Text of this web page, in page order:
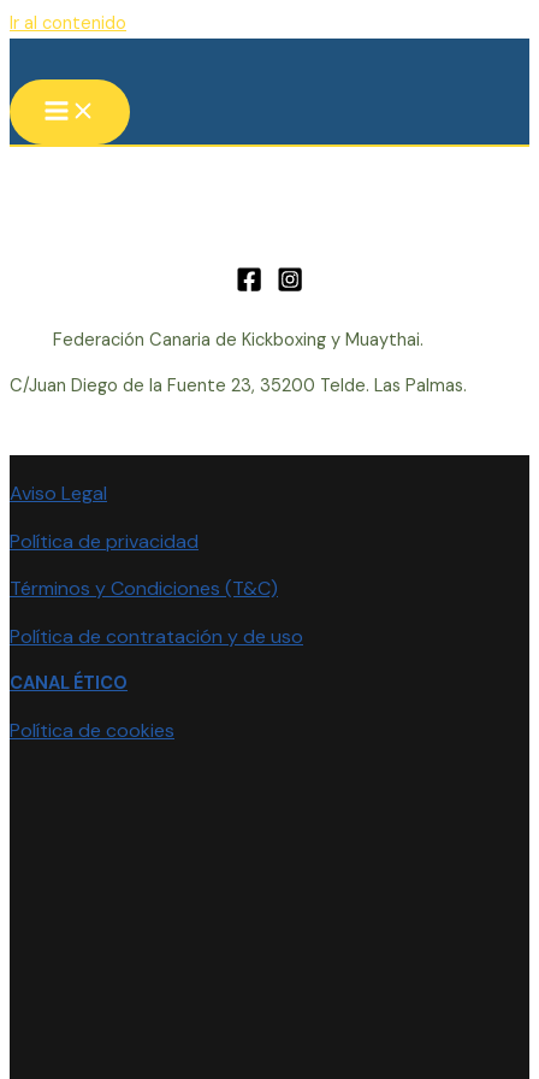
Ir al contenido
Federación Canaria de Kickboxing y Muaythai.
C/Juan Diego de la Fuente 23, 35200 Telde. Las Palmas.
Aviso Legal
Política de privacidad
Términos y Condiciones (T&C)
Política de contratación y de uso
CANAL ÉTICO
Política de cookies